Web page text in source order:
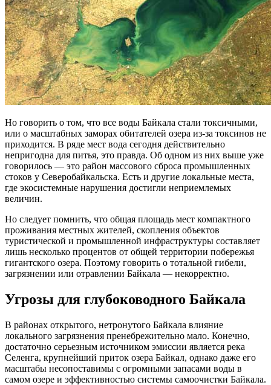
Но говорить о том, что все воды Байкала стали токсичными,
или о масштабных заморах обитателей озера из-за токсинов не
приходится. В ряде мест вода сегодня действительно
непригодна для питья, это правда. Об одном из них выше уже
говорилось — это район массового сброса промышленных
стоков у Северобайкальска. Есть и другие локальные места,
где экосистемные нарушения достигли неприемлемых
величин.
Но следует помнить, что общая площадь мест компактного
проживания местных жителей, скопления объектов
туристической и промышленной инфраструктуры составляет
лишь несколько процентов от общей территории побережья
гигантского озера. Поэтому говорить о тотальной гибели,
загрязнении или отравлении Байкала — некорректно.
Угрозы для глубоководного Байкала
В районах открытого, нетронутого Байкала влияние
локального загрязнения пренебрежительно мало. Конечно,
достаточно серьезным источником эмиссии является река
Селенга, крупнейший приток озера Байкал, однако даже его
масштабы несопоставимы с огромными запасами воды в
самом озере и эффективностью системы самоочистки Байкала.